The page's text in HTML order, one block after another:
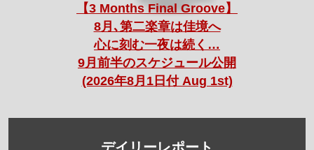
【3 Months Final Groove】
8月､第二楽章は佳境へ
心に刻む一夜は続く…
9月前半のスケジュール公開
(2026年8月1日付 Aug 1st)